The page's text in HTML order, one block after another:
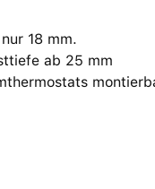
18 mm.
ab 25 mm